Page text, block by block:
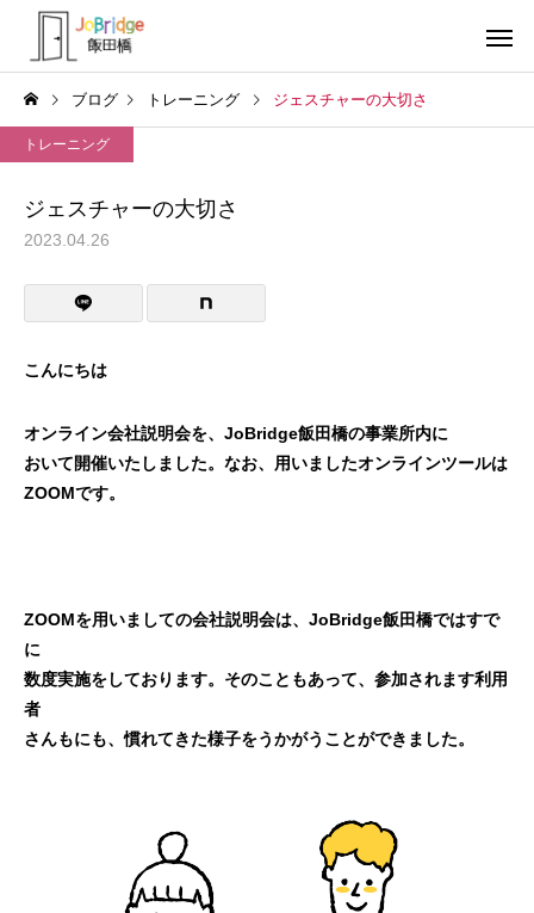
働き続けるための土台
ブログ トレーニング ジェスチャーの大切さ
トレーニング
ジェスチャーの大切さ
2023.04.26
こんにちは
オンライン会社説明会を、JoBridge飯田橋の事業所内に
おいて開催いたしました。なお、用いましたオンラインツールは
ZOOMです。
ZOOMを用いましての会社説明会は、JoBridge飯田橋ではすで
に
数度実施をしております。そのこともあって、参加されます利用
者
さんもにも、慣れてきた様子をうかがうことができました。